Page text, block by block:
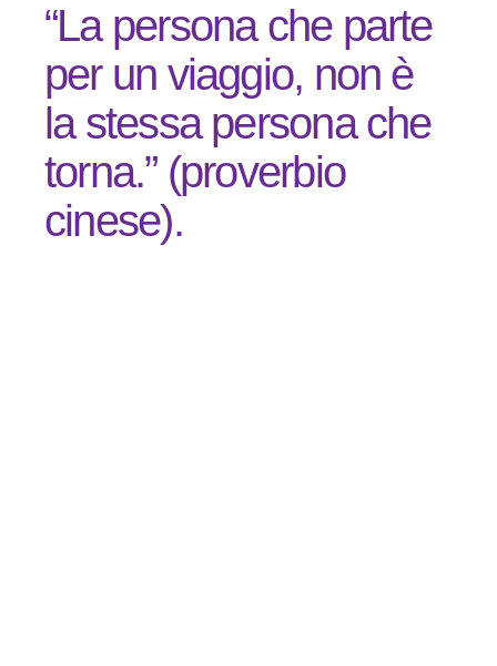
“La persona che parte
per un viaggio, non è
la stessa persona che
torna.” (proverbio
cinese).